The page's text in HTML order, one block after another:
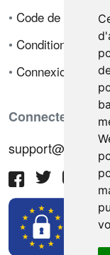
• Code de
• Conditions de
• Connexion
Connectez-